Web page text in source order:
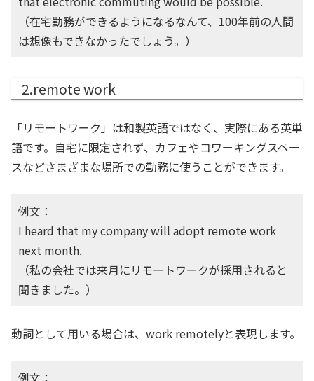
（在宅勤務ができるようになるなんて、100年前の人間
は想像もできなかったでしょう。）
2.remote work
「リモートワーク」は和製英語ではなく、実際にある英単
語です。自宅に限定されず、カフェやコワーキングスペー
スなどさまざまな場所での勤務に使うことができます。
例文：
I heard that my company will adopt remote work
next month.
（私の会社では来月にリモートワークが採用されると
聞きました。）
動詞として用いる場合は、work remotelyと表現します。
例文：